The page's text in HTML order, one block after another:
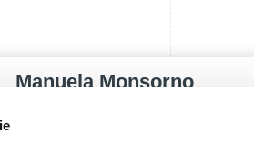
Manuela Monsorno